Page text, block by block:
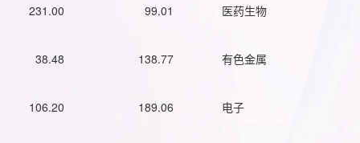
231.00 99.01 医药生物
38.48 138.77 有色金属
106.20 189.06 电子